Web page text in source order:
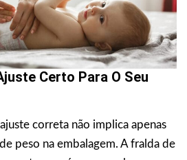
Certo Para O Seu
correta não implica apenas
peso na embalagem. A fralda de